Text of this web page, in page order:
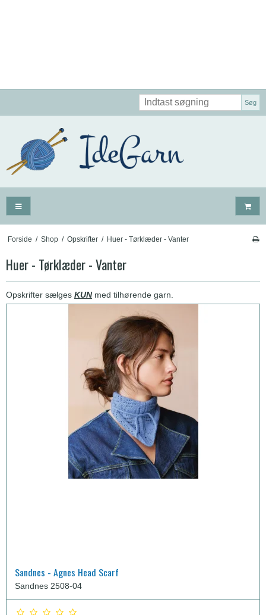
Søg
Forside / Shop / Opskrifter / Huer - Tørklæder - Vanter
Huer - Tørklæder - Vanter
Opskrifter sælges KUNmed tilhørende garn.
Sandnes - Agnes Head Scarf
Sandnes 2508-04